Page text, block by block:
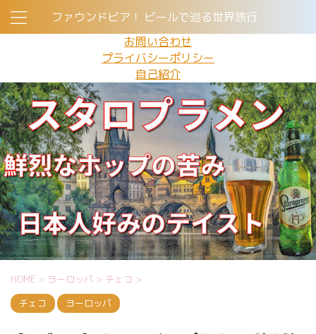
ファウンドビア！ ビールで巡る世界旅行
お問い合わせ
プライバシーポリシー
自己紹介
HOME > ヨーロッパ > チェコ >
チェコ
ヨーロッパ